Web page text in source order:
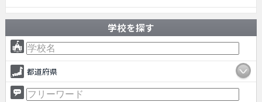
学校を探す
都道府県